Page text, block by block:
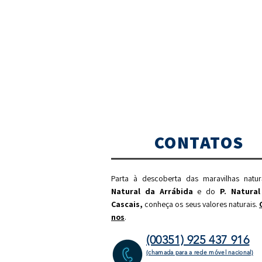
CONTATOS
Parta à descoberta das maravilhas
Natural da Arrábida e do P.
Cascais, conheça os seus valores naturais.
nos.
(00351) 925 437 916
(chamada para a rede móvel nacional)